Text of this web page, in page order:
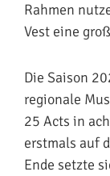
Rahmen
Vest eine
Die Saison
regionale
25 Acts in
erstmals auf
Ende setzte